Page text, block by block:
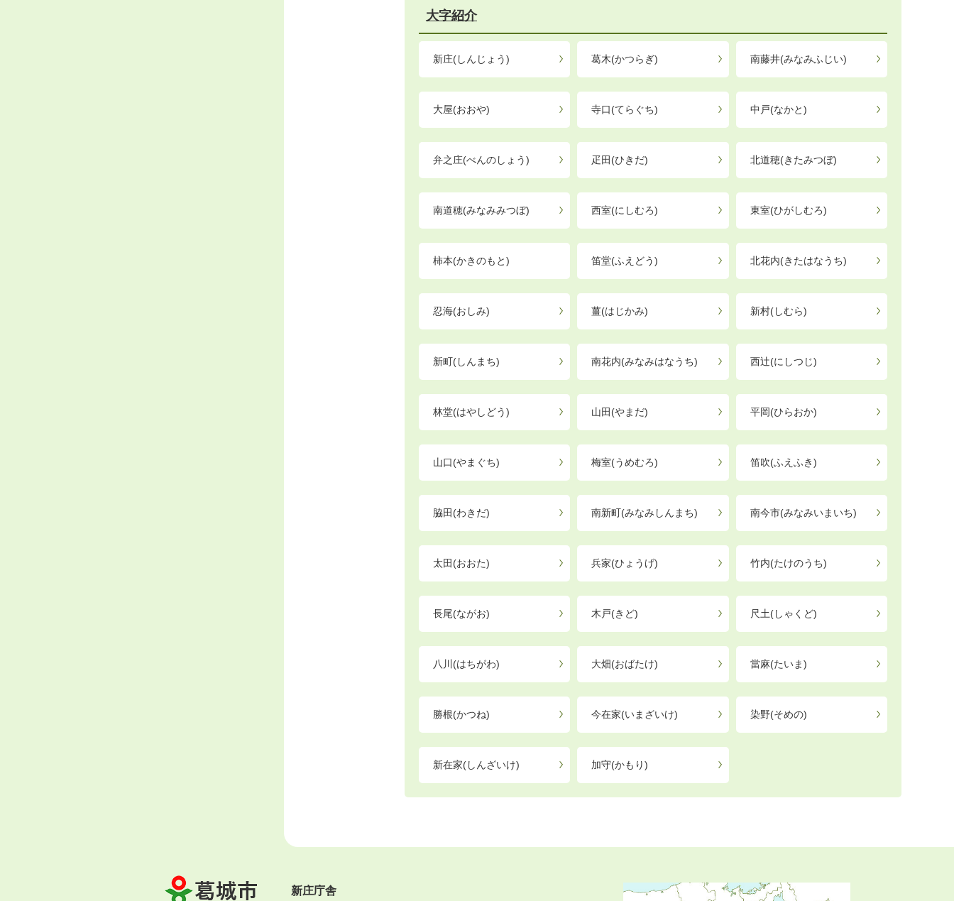
大字紹介
新庄(しんじょう) 葛木(かつらぎ) 南藤井(みなみふじい)
大屋(おおや) 寺口(てらぐち) 中戸(なかと)
弁之庄(べんのしょう) 疋田(ひきだ) 北道穂(きたみつぼ)
南道穂(みなみみつぼ) 西室(にしむろ) 東室(ひがしむろ)
柿本(かきのもと) 笛堂(ふえどう) 北花内(きたはなうち)
忍海(おしみ) 薑(はじかみ) 新村(しむら)
新町(しんまち) 南花内(みなみはなうち) 西辻(にしつじ)
林堂(はやしどう) 山田(やまだ) 平岡(ひらおか)
山口(やまぐち) 梅室(うめむろ) 笛吹(ふえふき)
脇田(わきだ) 南新町(みなみしんまち) 南今市(みなみいまいち)
太田(おおた) 兵家(ひょうげ) 竹内(たけのうち)
長尾(ながお) 木戸(きど) 尺土(しゃくど)
八川(はちがわ) 大畑(おばたけ) 當麻(たいま)
勝根(かつね) 今在家(いまざいけ) 染野(そめの)
新在家(しんざいけ) 加守(かもり)
葛
城
新庄庁舎